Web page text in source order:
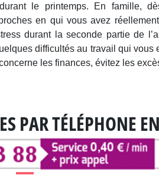
le printemps. En famille,
en qui vous avez
durant la seconde partie de
difficultés au travail qui
les finances, évitez les
PAR TÉLÉPHONE